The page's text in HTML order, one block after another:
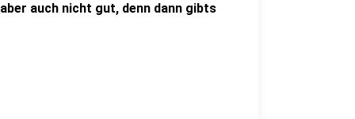
auch nicht gut, denn dann gibts